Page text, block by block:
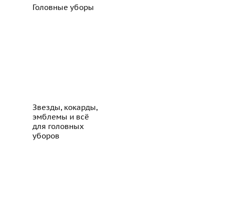
Головные уборы
Звезды, кокарды,
эмблемы и всё
для головных
уборов